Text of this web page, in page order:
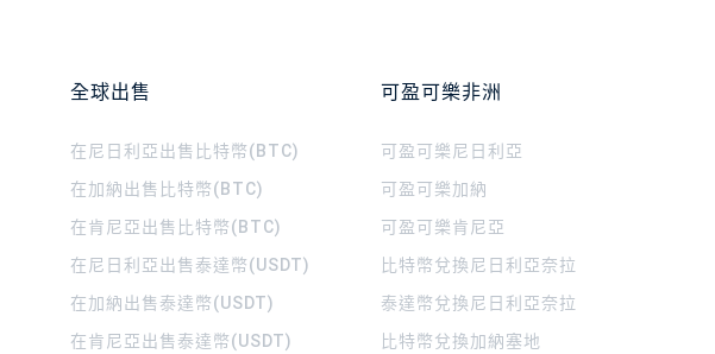
全球出售
在尼日利亞出售比特幣(BTC)
在加納出售比特幣(BTC)
在肯尼亞出售比特幣(BTC)
在尼日利亞出售泰達幣(USDT)
在加納出售泰達幣(USDT)
在肯尼亞出售泰達幣(USDT)
可盈可樂非洲
可盈可樂 尼日利亞
可盈可樂加納
可盈可樂肯尼亞
比特幣兌換尼日利亞奈拉
泰達幣兌換尼日利亞奈拉
比特幣兌換加納塞地